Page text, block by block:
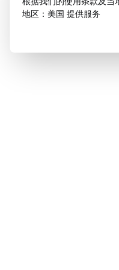
地区：美国 提供服务